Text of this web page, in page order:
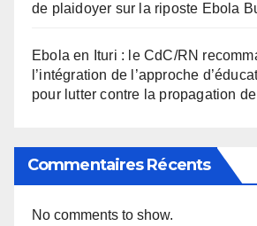
de plaidoyer sur la riposte Ebola
Ebola en Ituri : le CdC/RN
l’intégration de l’approche
pour lutter contre la propagation
Commentaires Récents
No comments to show.